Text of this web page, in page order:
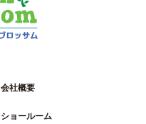
会社概要
ショールーム